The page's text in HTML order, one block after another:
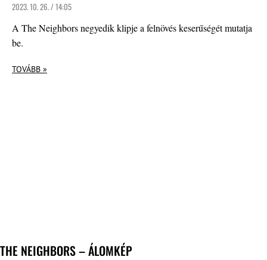
2023. 10. 26. / 14:05
A The Neighbors negyedik klipje a felnövés keserűségét mutatja
be.
TOVÁBB »
THE NEIGHBORS – ÁLOMKÉP